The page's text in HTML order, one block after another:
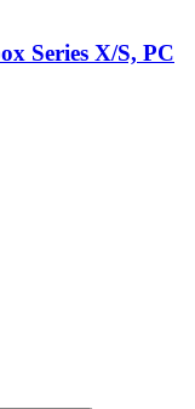
Series X/S, PC